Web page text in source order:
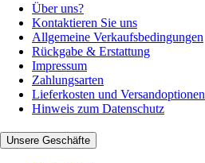
Über uns?
Kontaktieren Sie uns
Allgemeine Verkaufsbedingungen
Rückgabe & Erstattung
Impressum
Zahlungsarten
Lieferkosten und Versandoptionen
Hinweis zum Datenschutz
Unsere Geschäfte